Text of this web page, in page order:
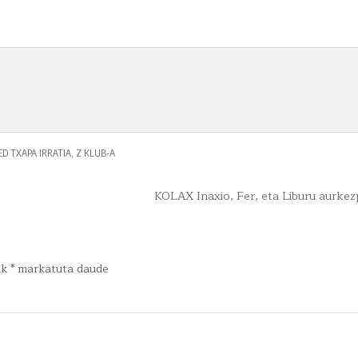
TXAPA IRRATIA, Z KLUB-A
KOLAX Inaxio, Fer, eta Liburu
* markatuta daude